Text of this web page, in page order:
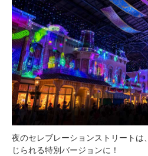
夜のセレブレーションストリート
じられる特別バージョンに！